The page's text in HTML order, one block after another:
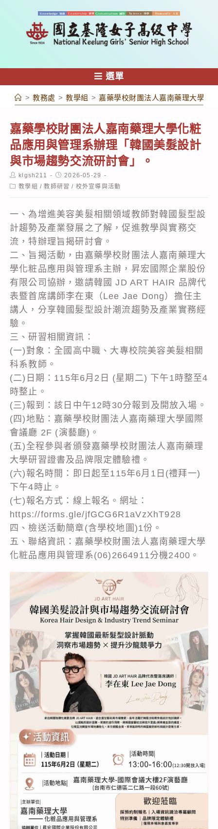
容
選單
> 教務處 > 教學組 > 嘉藥學校財團法人嘉南藥理大學化
嘉藥學校財團法人嘉南藥理大學化粧
品應用與管理系辦理「韓國美髮設計
與市場趨勢交流研討會」。
Post
author:
klgsh211
Post
published:
2026-05-29
Post教學組 / 教師研習 / 校外宣導與活動
一、為增進美容美髮相關領域教師對韓國髮型設
計趨勢及產業發展之了解，促進教學與實務交
流，特辦理旨揭研討會。
二、旨揭活動，由嘉藥學校財團法人嘉南藥理大
學化粧品應用與管理系主辦，昇宏國際企業股份
有限公司協辦，邀請韓國 JD ART HAIR 品牌代
表暨首席講師李在東（Lee Jae Dong）擔任主
講人，分享韓國髮型設計潮流趨勢及產業實務經
驗。
三、研習相關資訊：
(一)對象：全國高中職、大專校院美容美髮相關
科系教師。
(二)日期：115年6月2日 (星期二) 下午1時整至4
時整止。
(三)報到：該日中午12時30分報到及開放入場。
(四)地點：嘉藥學校財團法人嘉南藥理大學國際
會議廳 2F (演藝廳)。
(五)全程參與者頒發嘉藥學校財團法人嘉南藥理
大學研習證書及品牌限定體驗禮。
(六)報名時間：即日起至115年6月1日(禮拜一)
下午4時止。
(七)報名方式：線上報名。網址：
https://forms.gle/jfGCG6R1aVzXhT928
四、檢送活動簡章(含學校地圖)1份。
五、聯絡資訊：嘉藥學校財團法人嘉南藥理大學
化粧品應用與管理系(06)2664911分機2400。